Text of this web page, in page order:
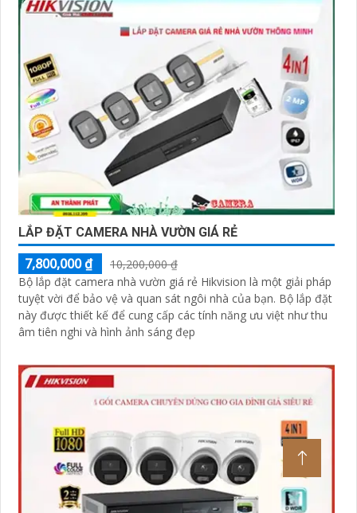
LẮP ĐẶT CAMERA NHÀ VƯỜN GIÁ RẺ
7,800,000 ₫
10,200,000 ₫
Bộ lắp đặt camera nhà vườn giá rẻ Hikvision là một giải pháp
tuyệt vời để bảo vệ và quan sát ngôi nhà của bạn. Bộ lắp đặt
này được thiết kế để cung cấp các tính năng ưu việt như thu
âm tiên nghi và hình ảnh sáng đẹp